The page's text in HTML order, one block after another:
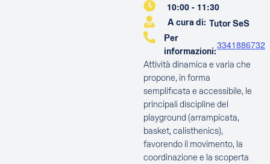
10:00 - 11:30
A cura di: Tutor SeS
Per
informazioni:
3341886732
Attività dinamica e varia che
propone, in forma
semplificata e accessibile, le
principali discipline del
playground (arrampicata,
basket, calisthenics),
favorendo il movimento, la
coordinazione e la scoperta